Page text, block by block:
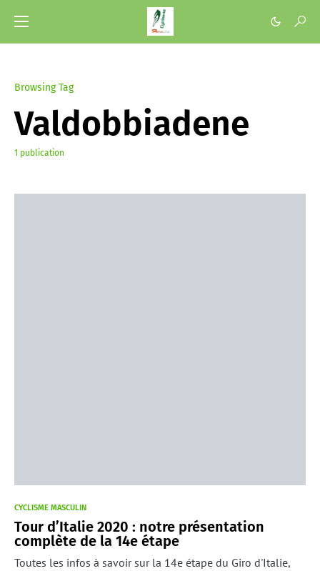
Browsing Tag
Valdobbiadene
1 publication
CYCLISME MASCULIN
Tour d’Italie 2020 : notre présentation
complète de la 14e étape
Toutes les infos à savoir sur la 14e étape du Giro d'Italie,